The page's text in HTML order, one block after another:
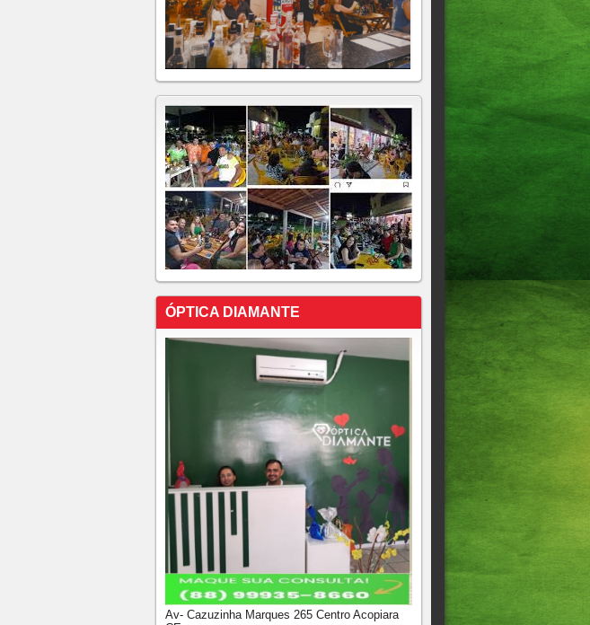
ÓPTICA DIAMANTE
Av- Cazuzinha Marques 265 Centro Acopiara